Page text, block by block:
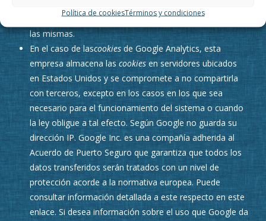
Política de cookiesTérminos y condiciones
el navegador no olvide su decisión de no aceptación de
las mismas.
En el caso de lascookies de Google Analytics, esta
empresa almacena las cookies en servidores ubicados
en Estados Unidos y se compromete a no compartirla
con terceros, excepto en los casos en los que sea
necesario para el funcionamiento del sistema o cuando
la ley obligue a tal efecto. Según Google no guarda su
dirección IP. Google Inc. es una compañía adherida al
Acuerdo de Puerto Seguro que garantiza que todos los
datos transferidos serán tratados con un nivel de
protección acorde a la normativa europea. Puede
consultar información detallada a este respecto en este
enlace. Si desea información sobre el uso que Google da